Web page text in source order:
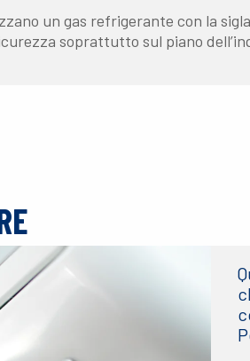
un gas refrigerante con la
soprattutto sul piano